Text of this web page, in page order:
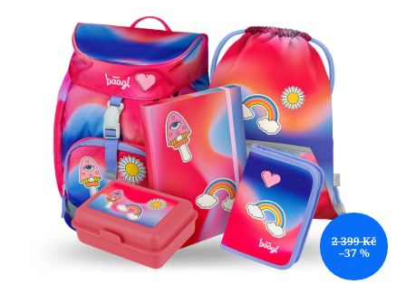
2 399 Kč
–37 %